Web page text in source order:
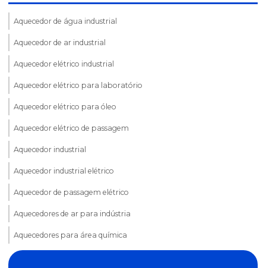
Aquecedor de água industrial
Aquecedor de ar industrial
Aquecedor elétrico industrial
Aquecedor elétrico para laboratório
Aquecedor elétrico para óleo
Aquecedor elétrico de passagem
Aquecedor industrial
Aquecedor industrial elétrico
Aquecedor de passagem elétrico
Aquecedores de ar para indústria
Aquecedores para área química